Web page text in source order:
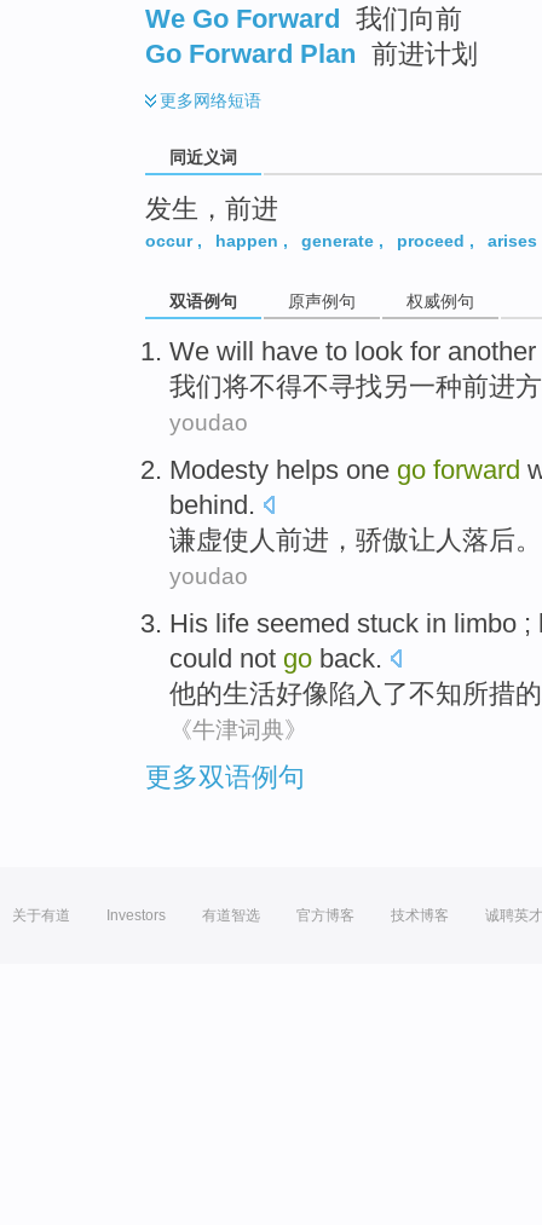
We Go Forward 我们向前
Go Forward Plan 前进计划
更多网络短语
同近义词
发生，前进
occur, happen , generate , proceed , arises
双语例句 原声例句 权威例句
We will have to look for another
我们将不得不寻找另一种前进
youdao
Modesty helps one go forward
behind.
谦虚使人前进 ， 骄傲让人落后。
youdao
His life seemed stuck in limbo ;
could not go back.
他的生活好像陷入 了不知所措的
《牛津词典》
更多双语例句
关于有道 Investors 有道智选 官方博客 技术博客 诚聘英才